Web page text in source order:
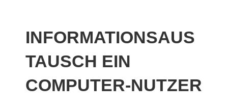
INFORMATIONSAUS
TAUSCH EIN
COMPUTER-NUTZER